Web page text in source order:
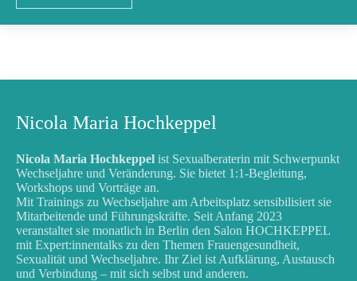
Nicola Maria Hochkeppel
Nicola Maria Hochkeppel ist Sexualberaterin mit Schwerpunkt
Wechseljahre und Veränderung. Sie bietet 1:1-Begleitung,
Workshops und Vorträge an.
Mit Trainings zu Wechseljahre am Arbeitsplatz sensibilisiert sie
Mitarbeitende und Führungskräfte. Seit Anfang 2023
veranstaltet sie monatlich in Berlin den Salon HOCHKEPPEL
mit Expert:innentalks zu den Themen Frauengesundheit,
Sexualität und Wechseljahre. Ihr Ziel ist Aufklärung, Austausch
und Verbindung – mit sich selbst und anderen.